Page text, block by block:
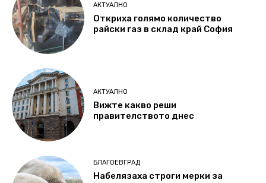
АКТУАЛНО
Откриха голямо количество
райски газ в склад край София
АКТУАЛНО
Вижте какво реши
правителството днес
БЛАГОЕВГРАД
Набелязаха строги мерки за